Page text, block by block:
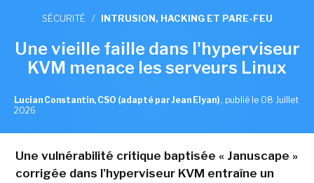
SÉCURITÉ / INTRUSION, HACKING ET PARE-FEU
Une vieille faille dans l'hyperviseur
KVM menace les serveurs Linux
Lucian Constantin, CSO (adapté par Jean Elyan) , publié le 08 Juillet
2026
Une vulnérabilité critique baptisée « Januscape »
corrigée dans l'hyperviseur KVM entraîne un